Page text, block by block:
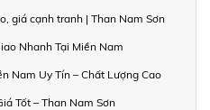
giá cạnh tranh | Than Nam Sơn
Nhanh Tại Miền Nam
Nam Uy Tín – Chất Lượng Cao
Tốt – Than Nam Sơn